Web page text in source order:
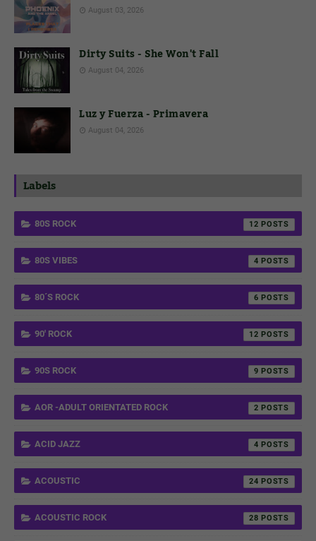
August 03, 2026
Dirty Suits - She Won't Fall
August 04, 2026
Luz y Fuerza - Primavera
August 04, 2026
Labels
80S ROCK 12
80S VIBES 4
80´S ROCK 6
90' ROCK 12
90S ROCK 9
AOR -ADULT ORIENTATED ROCK 2
ACID JAZZ 4
ACOUSTIC 24
ACOUSTIC ROCK 28